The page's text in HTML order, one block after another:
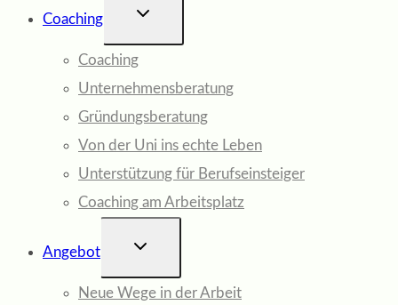
Coaching
UNTERMENÜ
Coaching
Unternehmensberatung
Gründungsberatung
Von der Uni ins echte Leben
Unterstützung für Berufseinsteiger
Coaching am Arbeitsplatz
Angebot
UNTERMENÜ
Neue Wege in der Arbeit